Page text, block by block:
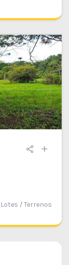
Lotes / Terrenos